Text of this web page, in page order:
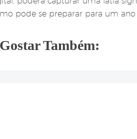
pode se preparar para um
Também: